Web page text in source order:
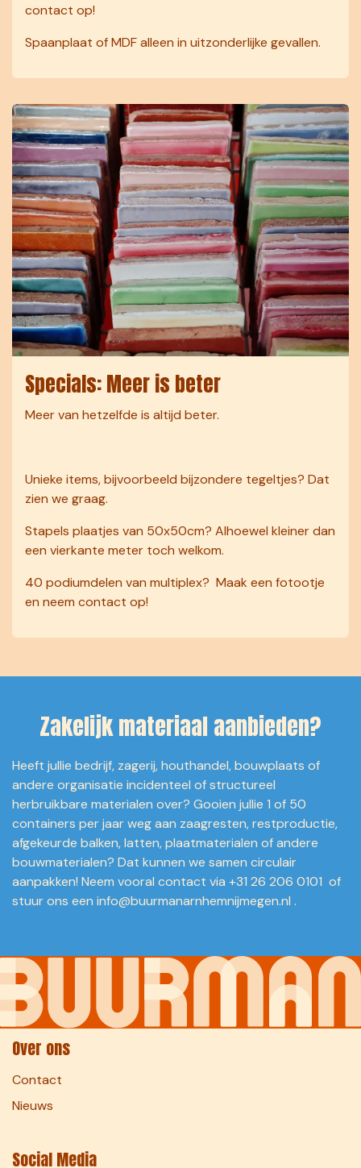
contact op!
Spaanplaat of MDF alleen in uitzonderlijke gevallen.
Specials: Meer is beter
Meer van hetzelfde is altijd beter.
Unieke items, bijvoorbeeld bijzondere tegeltjes? Dat
zien we graag.
Stapels plaatjes van 50x50cm? Alhoewel kleiner dan
een vierkante meter toch welkom.
40 podiumdelen van multiplex? Maak een fotootje
en neem contact op!
Zakelijk materiaal aanbieden?
Heeft jullie bedrijf, zagerij, houthandel, bouwplaats of
andere organisatie incidenteel of structureel
herbruikbare materialen over? Gooien jullie 1 of 50
containers per jaar weg aan zaagresten, restproductie,
afgekeurde balken, latten, plaatmaterialen of andere
bouwmaterialen? Dat kunnen we samen circulair
aanpakken! Neem vooral contact via +31 26 206 0101 of
stuur ons een info@buurmanarnhemnijmegen.nl .
Over ons
Contact
Nieuws
Social Media